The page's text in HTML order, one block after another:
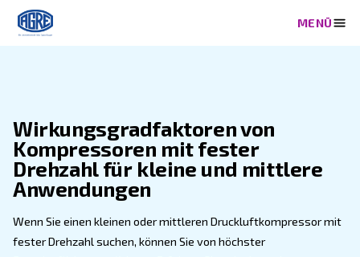
Wirkungsgradfaktoren von
Kompressoren mit fester
Drehzahl für kleine und
Anwendungen